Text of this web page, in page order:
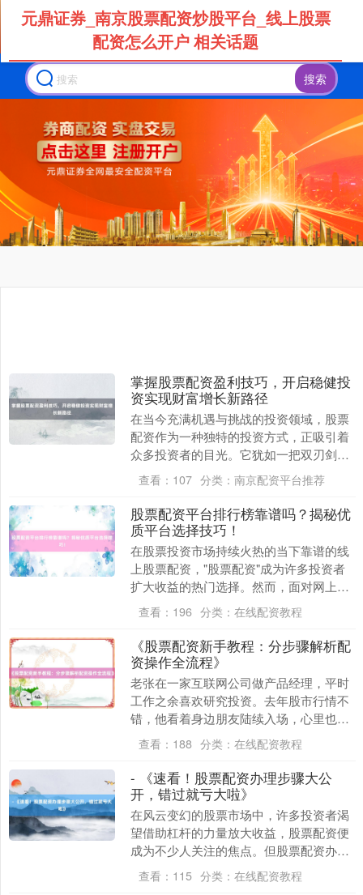
搜索
元鼎证券_南京股票配资炒股平台_线上股票
配资怎么开户 相关话题
掌握股票配资盈利技巧，开启稳健投
资实现财富增长新路径
在当今充满机遇与挑战的投资领域，股票
配资作为一种独特的投资方式，正吸引着
众多投资者的目光。它犹如一把双刃剑，
运用得当，能开启稳健投资、实现财富增
长的新路径；反之....
查看： 107 分类： 南京配资平台推荐
股票配资平台排行榜靠谱吗？揭秘优
质平台选择技巧！
在股票投资市场持续火热的当下靠谱的线
上股票配资，"股票配资"成为许多投资者
扩大收益的热门选择。然而，面对网上铺
天盖地的"十大配资平台排行榜""最安全配
资平台推荐....
查看： 196 分类： 在线配资教程
《股票配资新手教程：分步骤解析配
资操作全流程》
老张在一家互联网公司做产品经理，平时
工作之余喜欢研究投资。去年股市行情不
错，他看着身边朋友陆续入场，心里也痒
痒的。但他的积蓄只有20万，想参与一些
热门股票又觉得....
查看： 188 分类： 在线配资教程
- 《速看！股票配资办理步骤大公
开，错过就亏大啦》
在风云变幻的股票市场中，许多投资者渴
望借助杠杆的力量放大收益，股票配资便
成为不少人关注的焦点。但股票配资办理
流程复杂，稍有不慎就可能陷入风险。今
天，就为大家详细....
查看： 115 分类： 在线配资教程